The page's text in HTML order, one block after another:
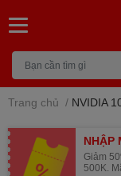
Trang chủ / NVIDIA
NHẬP
Giảm
500K.